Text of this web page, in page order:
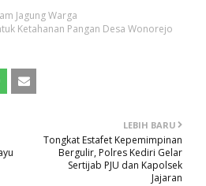
Jagung Warga
Ketahanan Pangan Desa Wonorejo
LEBIH BARU
Tongkat Estafet Kepemimpinan
Bergulir, Polres Kediri Gelar
Sertijab PJU dan Kapolsek
Jajaran